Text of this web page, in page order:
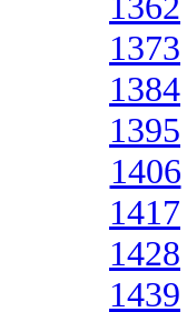
1373
1384
1395
1406
1417
1428
1439